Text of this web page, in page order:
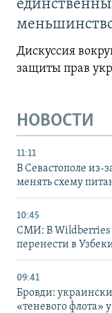
Дискуссия
защиты прав
НОВОСТИ
11:11
В Севастополе из-
менять схему
10:45
СМИ: В Wildberries
перенести в
09:41
Бровди:
«теневого флота»